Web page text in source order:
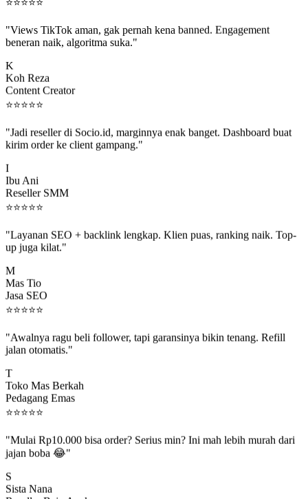
beneran naik, algoritma suka."
Koh Reza
Content Creator
⭐⭐⭐⭐⭐
kirim order ke client gampang."
Ibu Ani
Reseller SMM
⭐⭐⭐⭐⭐
up juga kilat."
Mas Tio
Jasa SEO
⭐⭐⭐⭐⭐
jalan otomatis."
Toko Mas Berkah
Pedagang Emas
⭐⭐⭐⭐⭐
jajan boba 😂"
Sista Nana
Reseller Baju Anak